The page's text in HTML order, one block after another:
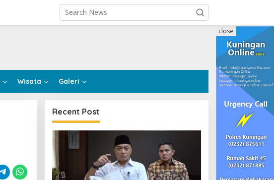
Wisata Galeri
close
Recent Post